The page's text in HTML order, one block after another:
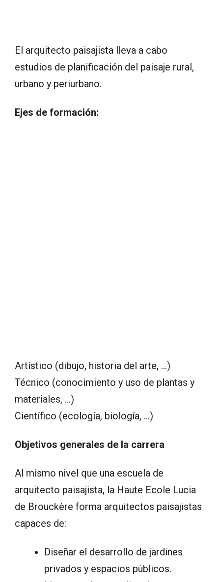
El arquitecto paisajista lleva a cabo
estudios de planificación del paisaje rural,
urbano y periurbano.
Ejes de formación:
Artístico (dibujo, historia del arte, …)
Técnico (conocimiento y uso de plantas y
materiales, …)
Científico (ecología, biología, …)
Objetivos generales de la carrera
Al mismo nivel que una escuela de
arquitecto paisajista, la Haute Ecole Lucia
de Brouckère forma arquitectos paisajistas
capaces de:
Diseñar el desarrollo de jardines
privados y espacios públicos.